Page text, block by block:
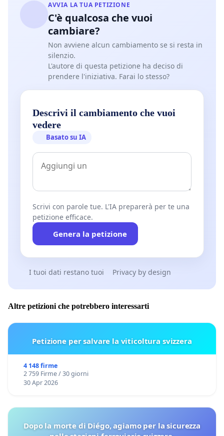
AVVIA LA TUA PETIZIONE
C'è qualcosa che vuoi
cambiare?
Non avviene alcun cambiamento se si resta in
silenzio.
L'autore di questa petizione ha deciso di
prendere l'iniziativa. Farai lo stesso?
Descrivi il cambiamento che vuoi
vedere
Basato su IA
Scrivi con parole tue. L'IA preparerà per te una
petizione efficace.
Genera la petizione
I tuoi dati restano tuoi Privacy by design
Altre petizioni che potrebbero interessarti
Petizione per salvare la viticoltura svizzera
4 148 firme
2 759 Firme / 30 giorni
30 Apr 2026
Dopo la morte di Diégo, agiamo per la sicurezza